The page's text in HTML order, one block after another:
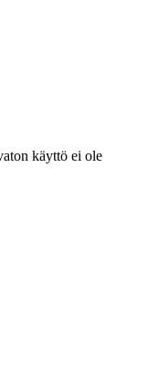
käyttö ei ole